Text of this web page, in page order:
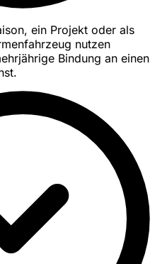
ein Projekt oder als
nutzen
Bindung an einen